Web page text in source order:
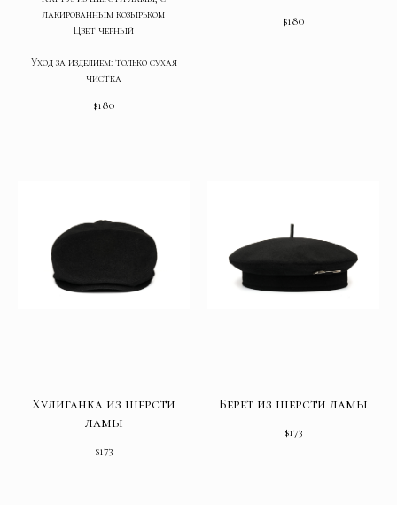
лакированным козырьком
Цвет черный
Уход за изделием: только сухая
чистка
$180
$180
Хулиганка из шерсти
ламы
$173
Берет из шерсти ламы
$173